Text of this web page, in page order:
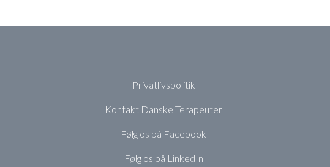
Privatlivspolitik
Kontakt Danske Terapeuter
Følg os på Facebook
Følg os på LinkedIn